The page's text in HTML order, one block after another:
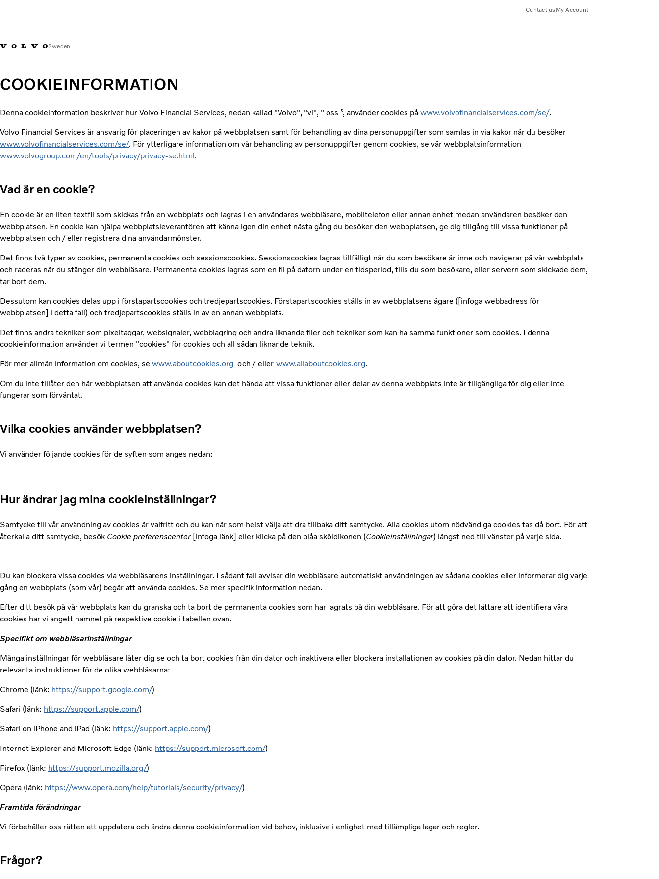
Sweden
Contact usMy Account
COOKIEINFORMATION
Denna cookieinformation beskriver hur Volvo Financial Services, nedan kallad "Volvo", "vi", " oss ”, använder cookies på www.volvofinancialservices.com/se/.
Volvo Financial Services är ansvarig för placeringen av kakor på webbplatsen samt för behandling av dina personuppgifter som samlas in via kakor när du besöker
www.volvofinancialservices.com/se/. För ytterligare information om vår behandling av personuppgifter genom cookies, se vår webbplatsinformation
www.volvogroup.com/en/tools/privacy/privacy-se.html.
Vad är en cookie?
En cookie är en liten textfil som skickas från en webbplats och lagras i en användares webbläsare, mobiltelefon eller annan enhet medan användaren besöker den
webbplatsen. En cookie kan hjälpa webbplatsleverantören att känna igen din enhet nästa gång du besöker den webbplatsen, ge dig tillgång till vissa funktioner på
webbplatsen och / eller registrera dina användarmönster.
Det finns två typer av cookies, permanenta cookies och sessionscookies. Sessionscookies lagras tillfälligt när du som besökare är inne och navigerar på vår webbplats
och raderas när du stänger din webbläsare. Permanenta cookies lagras som en fil på datorn under en tidsperiod, tills du som besökare, eller servern som skickade dem,
tar bort dem.
Dessutom kan cookies delas upp i förstapartscookies och tredjepartscookies. Förstapartscookies ställs in av webbplatsens ägare ([infoga webbadress för
webbplatsen] i detta fall) och tredjepartscookies ställs in av en annan webbplats.
Det finns andra tekniker som pixeltaggar, websignaler, webblagring och andra liknande filer och tekniker som kan ha samma funktioner som cookies. I denna
cookieinformation använder vi termen "cookies" för cookies och all sådan liknande teknik.
För mer allmän information om cookies, se www.aboutcookies.org och / eller www.allaboutcookies.org.
Om du inte tillåter den här webbplatsen att använda cookies kan det hända att vissa funktioner eller delar av denna webbplats inte är tillgängliga för dig eller inte
fungerar som förväntat.
Vilka cookies använder webbplatsen?
Vi använder följande cookies för de syften som anges nedan:
Hur ändrar jag mina cookieinställningar?
Samtycke till vår användning av cookies är valfritt och du kan när som helst välja att dra tillbaka ditt samtycke. Alla cookies utom nödvändiga cookies tas då bort. För att
återkalla ditt samtycke, besök Cookie preferenscenter[infoga länk] eller klicka på den blåa sköldikonen (Cookieinställningar) längst ned till vänster på varje sida.
Du kan blockera vissa cookies via webbläsarens inställningar. I sådant fall avvisar din webbläsare automatiskt användningen av sådana cookies eller informerar dig varje
gång en webbplats (som vår) begär att använda cookies. Se mer specifik information nedan.
Efter ditt besök på vår webbplats kan du granska och ta bort de permanenta cookies som har lagrats på din webbläsare. För att göra det lättare att identifiera våra
cookies har vi angett namnet på respektive cookie i tabellen ovan.
Specifikt om webbläsarinställningar
Många inställningar för webbläsare låter dig se och ta bort cookies från din dator och inaktivera eller blockera installationen av cookies på din dator. Nedan hittar du
relevanta instruktioner för de olika webbläsarna:
Chrome (länk: https://support.google.com/)
Safari (länk: https://support.apple.com/)
Safari on iPhone and iPad (länk: https://support.apple.com/)
Internet Explorer and Microsoft Edge (länk: https://support.microsoft.com/)
Firefox (länk: https://support.mozilla.org/)
Opera (länk: https://www.opera.com/help/tutorials/security/privacy/)
Framtida förändringar
Vi förbehåller oss rätten att uppdatera och ändra denna cookieinformation vid behov, inklusive i enlighet med tillämpliga lagar och regler.
Frågor?